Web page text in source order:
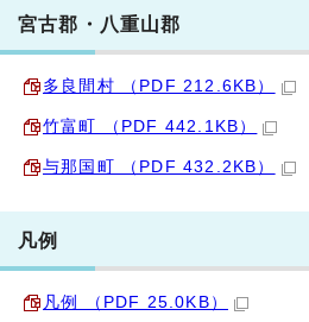
宮古郡・八重山郡
多良間村 （PDF 212.6KB）
竹富町 （PDF 442.1KB）
与那国町 （PDF 432.2KB）
凡例
凡例 （PDF 25.0KB）